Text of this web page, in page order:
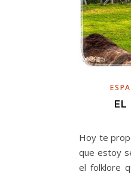
EL
Hoy te
que estoy
el folklore